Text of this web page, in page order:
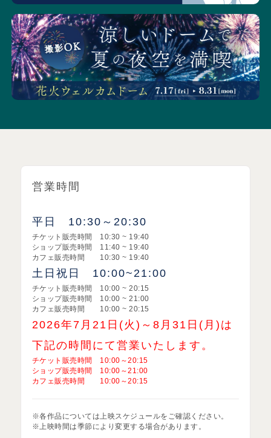
営業時間
平日 10:30～20:30
チケット販売時間 10:30 ~ 19:40​
ショップ販売時間 11:40 ~ 19:40​
カフェ販売時間 10:30 ~ 19:40
土日祝日 10:00~21:00
チケット販売時間 10:00 ~ 20:15​
ショップ販売時間 10:00 ~ 21:00
カフェ販売時間 10:00 ~ 20:15
2026年7月21日(火)～8月31日(月)は
下記の時間にて営業いたします。
チケット販売時間 10:00～20:15
ショップ販売時間 10:00～21:00
カフェ販売時間 10:00～20:15
※各作品については上映スケジュールをご確認ください。
※上映時間は季節により変更する場合があります。